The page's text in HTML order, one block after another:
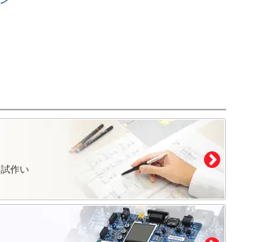
作い